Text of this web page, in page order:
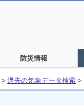
防災情報
> 過去の気象データ検索 >